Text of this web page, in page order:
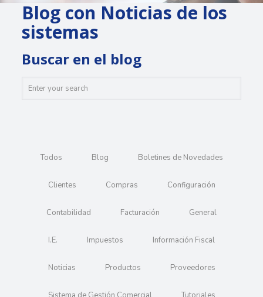
Blog con Noticias de los
sistemas
Buscar en el blog
Todos Blog Boletines de Novedades
Clientes Compras Configuración
Contabilidad Facturación General
I.E. Impuestos Información Fiscal
Noticias Productos Proveedores